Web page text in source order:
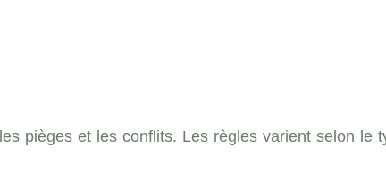
pièges et les conflits. Les règles varient selon le